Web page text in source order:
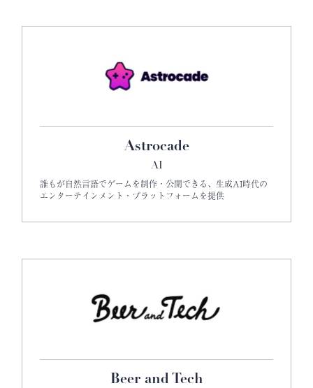
Astrocade
AI
誰もが自然言語でゲームを制作・公開できる、生成AI時代の
エンターテインメント・プラットフォームを提供
Beer and Tech